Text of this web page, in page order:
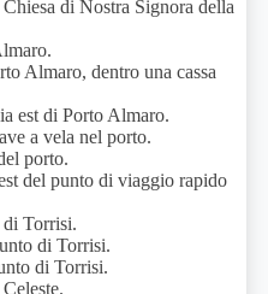
di Nostra Signora della
Almaro, dentro una cassa
est di Porto Almaro.
a vela nel porto.
porto.
del punto di viaggio rapido
di Torrisi.
di Torrisi.
di Torrisi.